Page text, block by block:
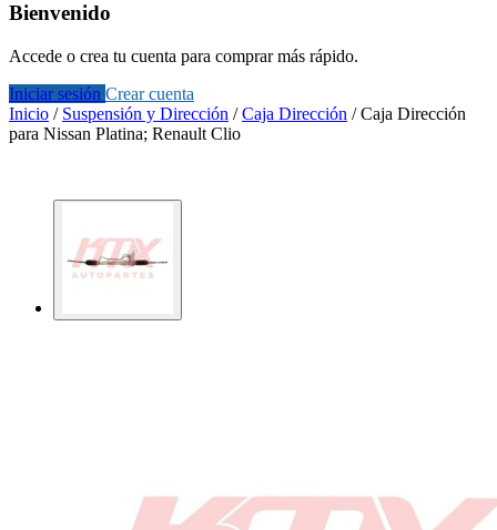
Bienvenido
Accede o crea tu cuenta para comprar más rápido.
Iniciar sesión Crear cuenta
Inicio / Suspensión y Dirección /Caja Dirección /Caja Dirección
para Nissan Platina; Renault Clio